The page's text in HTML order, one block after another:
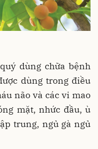
dùng chữa bệnh
dùng trong điều
não và các vi mao
mặt, nhức đầu, ù
trung, ngủ gà ngủ